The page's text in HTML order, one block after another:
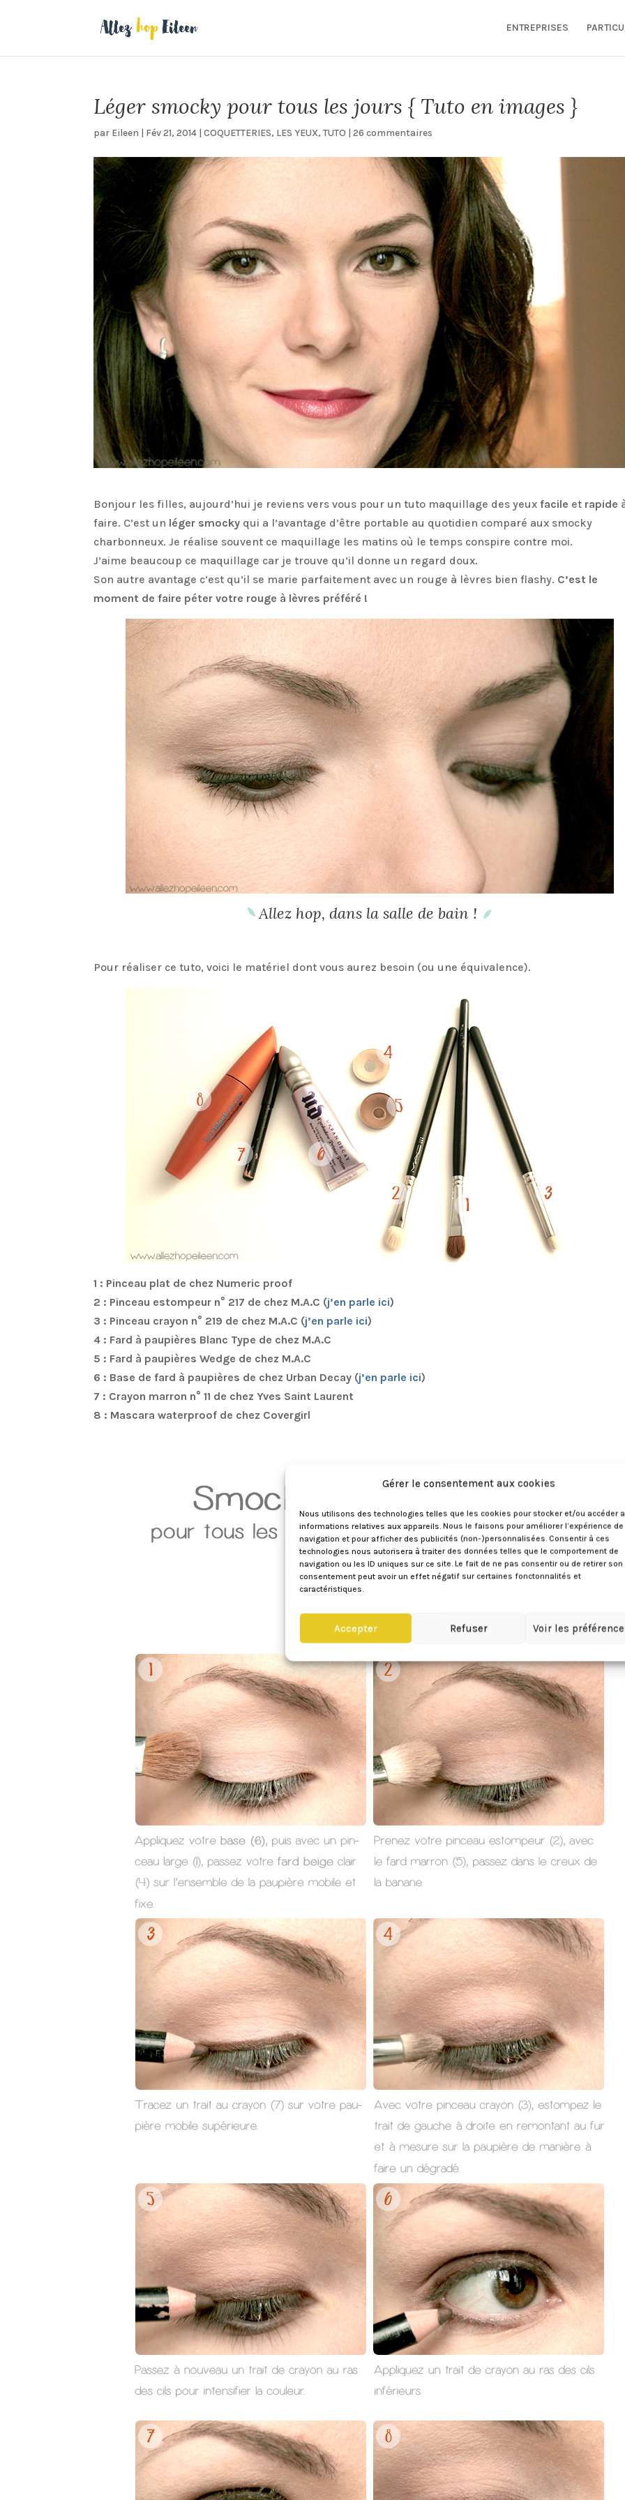
Gérer le consentement aux cookies
Nous utilisons des technologies telles que les cookies pour stocker et/ou accéder
informations relatives aux appareils. Nous le faisons pour améliorer l’expérience de
navigation et pour afficher des publicités (non-)personnalisées. Consentir à ces
technologies nous autorisera à traiter des données telles que le comportement de
navigation ou les ID uniques sur ce site. Le fait de ne pas consentir ou de retirer son
consentement peut avoir un effet négatif sur certaines fonctonnalités et
caractéristiques.
Accepter Refuser Voir les
ENTREPRISES
Léger smocky pour tous les jours { Tuto en images }
par Eileen | Fév 21, 2014 |COQUETTERIES, LES YEUX,TUTO |26 commentaires
Bonjour les filles, aujourd’hui je reviens vers vous pour un tuto maquillage des yeuxfacile et rapide
faire. C’est un léger smocky qui a l’avantage d’être portable au quotidien comparé aux smocky
charbonneux. Je réalise souvent ce maquillage les matins où le temps conspire contre moi.
J’aime beaucoup ce maquillage car je trouve qu’il donne un regard doux.
Son autre avantage c’est qu’il se marie parfaitement avec un rouge à lèvres bien flashy. C’est le
moment de faire péter votre rouge à lèvres préféré !
Allez hop, dans la salle de bain !
Pour réaliser ce tuto, voici le matériel dont vous aurez besoin (ou une équivalence).
1 : Pinceau plat de chez Numeric proof
2 : Pinceau estompeur n° 217 de chez M.A.C (j’en parle ici)
3 : Pinceau crayon n° 219 de chez M.A.C (j’en parle ici)
4 : Fard à paupières Blanc Type de chez M.A.C
5 : Fard à paupières Wedge de chez M.A.C
6 : Base de fard à paupières de chez Urban Decay (j’en parle ici)
7 : Crayon marron n° 11 de chez Yves Saint Laurent
8 : Mascara waterproof de chez Covergirl